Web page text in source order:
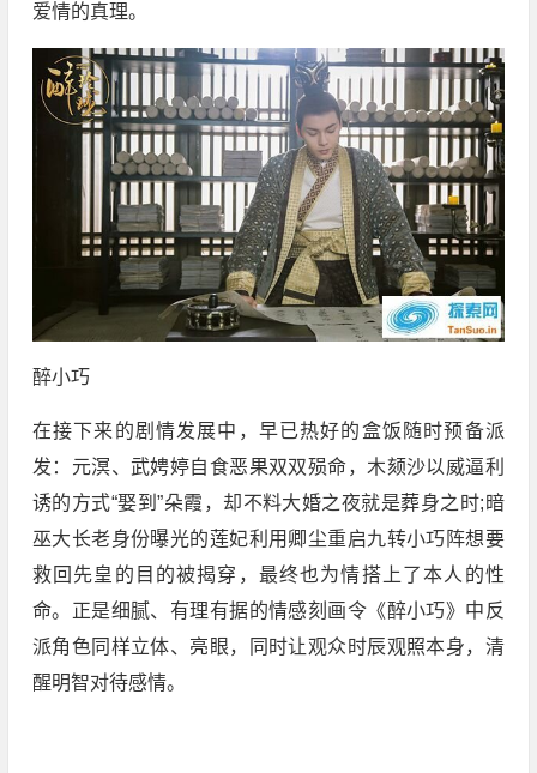
爱情的真理。
醉小巧
在接下来的剧情发展中，早已热好的盒饭随时预备派
发：元溟、武娉婷自食恶果双双殒命，木颏沙以威逼利
诱的方式“娶到”朵霞，却不料大婚之夜就是葬身之时;暗
巫大长老身份曝光的莲妃利用卿尘重启九转小巧阵想要
救回先皇的目的被揭穿，最终也为情搭上了本人的性
命。正是细腻、有理有据的情感刻画令《醉小巧》中反
派角色同样立体、亮眼，同时让观众时辰观照本身，清
醒明智对待感情。